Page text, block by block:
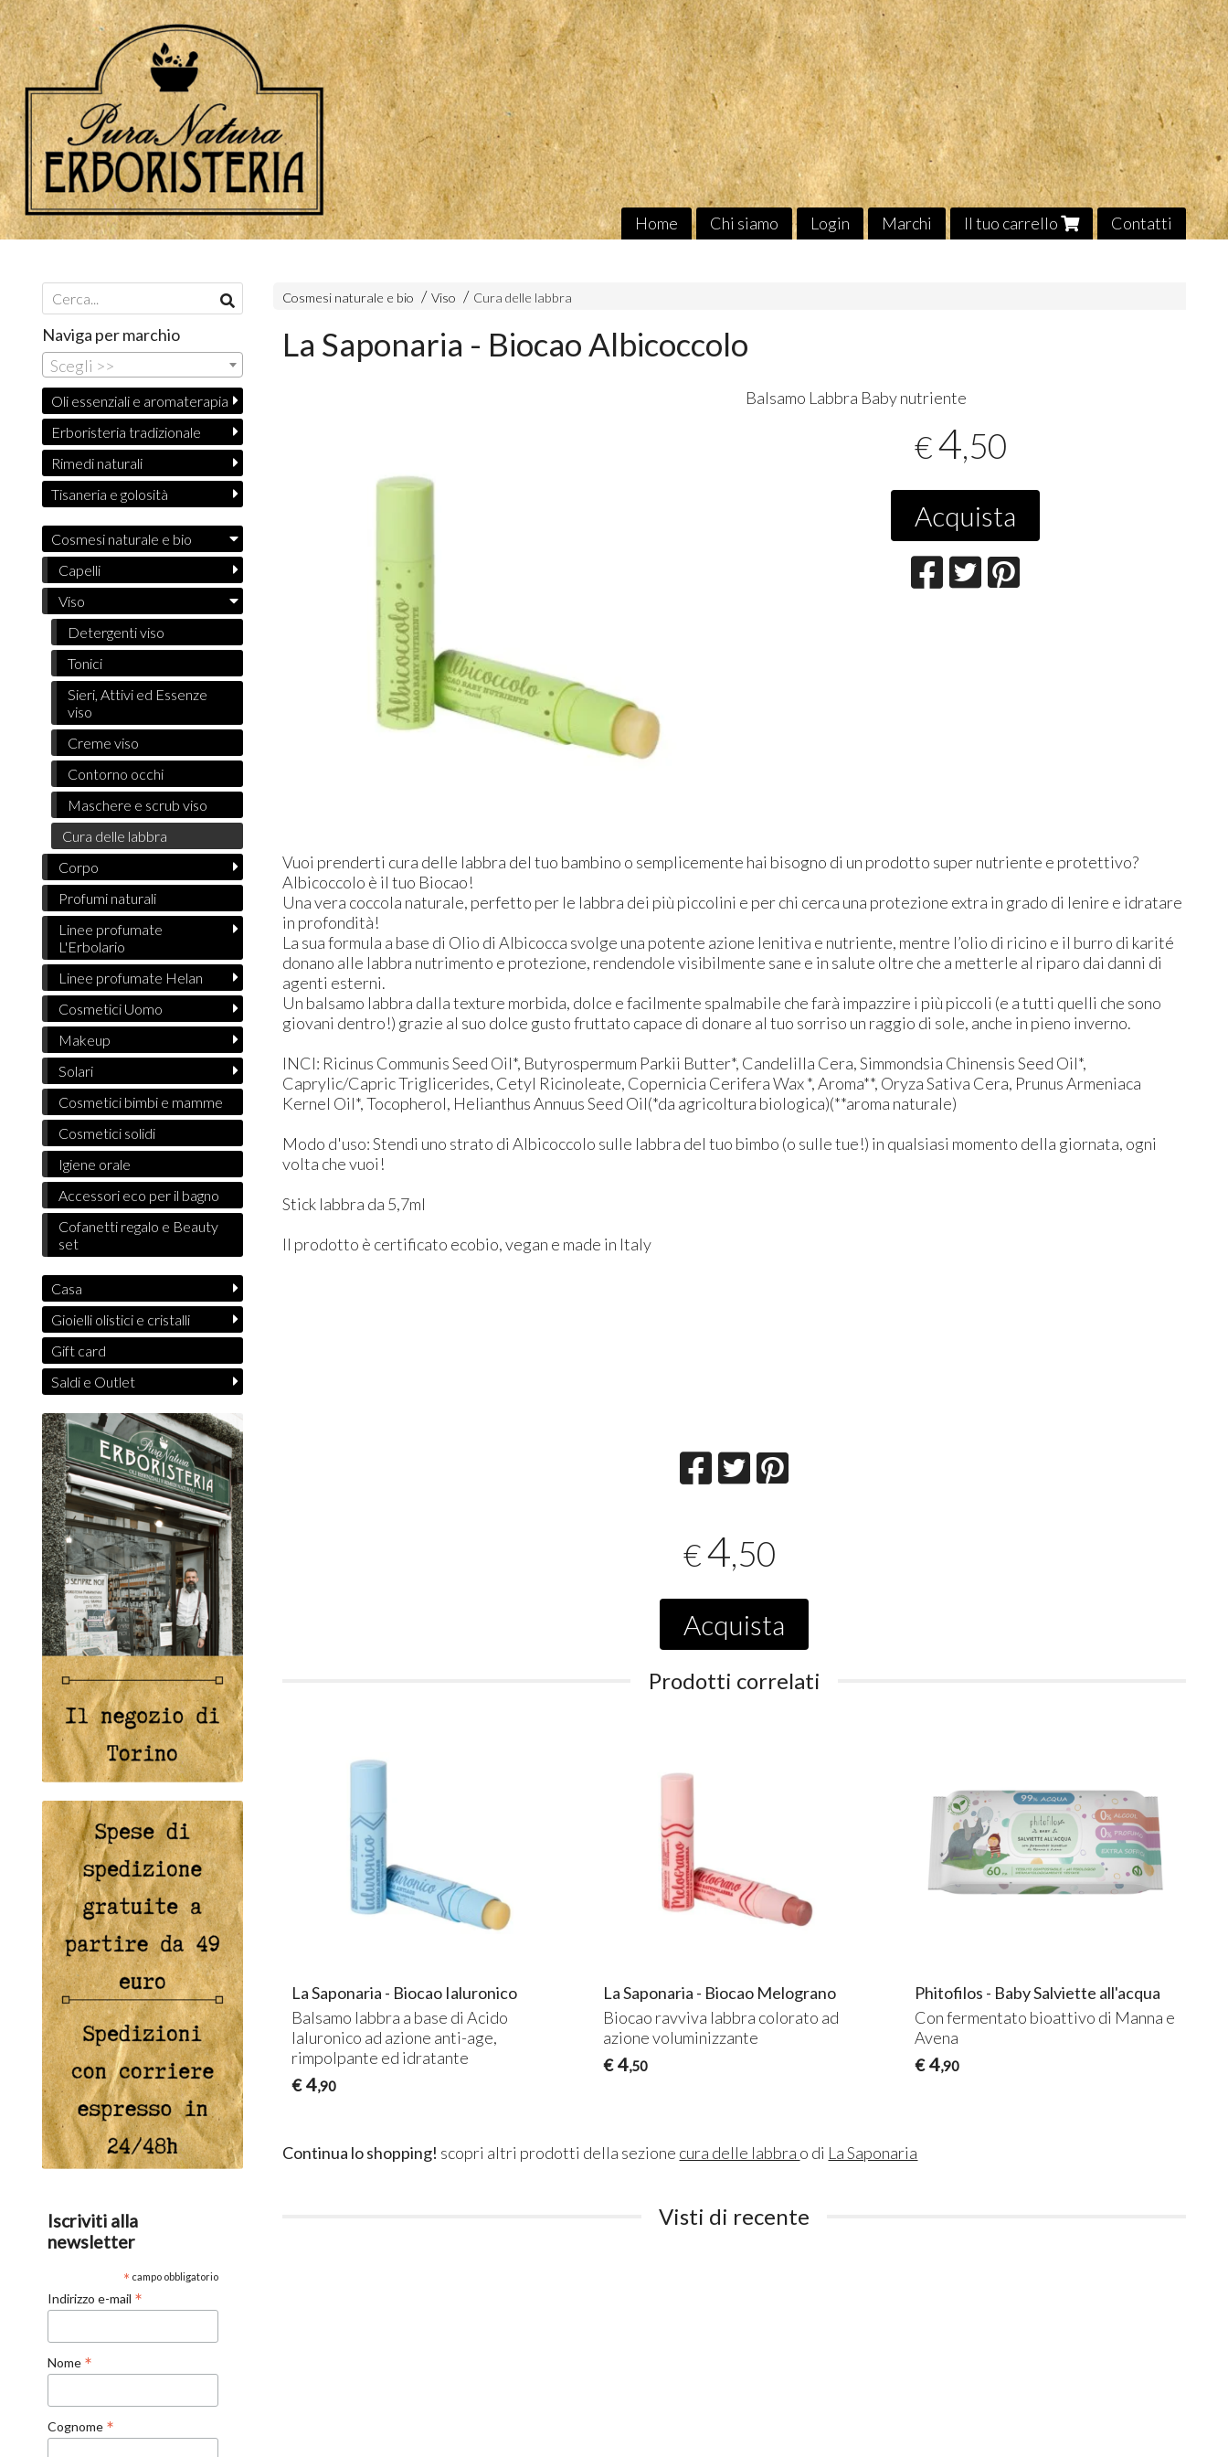
Home Chi siamo Login Marchi Il tuo carrello Contatti
Cosmesi naturale e bio Viso Cura delle labbra
La Saponaria - Biocao Albicoccolo
Balsamo Labbra Baby nutriente
€4,50
Acquista
Vuoi prenderti cura delle labbra del tuo bambino o semplicemente hai bisogno di un prodotto super nutriente e protettivo?
Albicoccolo è il tuo Biocao!
Una vera coccola naturale, perfetto per le labbra dei più piccolini e per chi cerca una protezione extra in grado di lenire e idratare
in profondità!
La sua formula a base di Olio di Albicocca svolge una potente azione lenitiva e nutriente, mentre l’olio di ricino e il burro di karité
donano alle labbra nutrimento e protezione, rendendole visibilmente sane e in salute oltre che a metterle al riparo dai danni di
agenti esterni.
Un balsamo labbra dalla texture morbida, dolce e facilmente spalmabile che farà impazzire i più piccoli (e a tutti quelli che sono
giovani dentro!) grazie al suo dolce gusto fruttato capace di donare al tuo sorriso un raggio di sole, anche in pieno inverno.
INCI: ​Ricinus Communis Seed Oil*, Butyrospermum Parkii Butter*, Candelilla Cera, Simmondsia Chinensis Seed Oil*,
Caprylic/Capric Triglicerides, Cetyl Ricinoleate, Copernicia Cerifera Wax *, Aroma**, Oryza Sativa Cera, Prunus Armeniaca
Kernel Oil*, Tocopherol, Helianthus Annuus Seed Oil(*da agricoltura biologica)(**aroma naturale)
Modo d'uso: ​Stendi uno strato di Albicoccolo sulle labbra del tuo bimbo (o sulle tue!) in qualsiasi momento della giornata, ogni
volta che vuoi!
Stick labbra da 5,7ml
Il prodotto è certificato ecobio, vegan e made in Italy
€4,50
Acquista
Prodotti correlati
La Saponaria - Biocao Ialuronico
Balsamo labbra a base di Acido
Ialuronico ad azione anti-age,
rimpolpante ed idratante
€ 4,90
La Saponaria - Biocao Melograno
Biocao ravviva labbra colorato ad
azione voluminizzante
€ 4,50
Phitofilos - Baby Salviette all'acqua
Con fermentato bioattivo di Manna e
Avena
€ 4,90
Continua lo shopping! scopri altri prodotti della sezione cura delle labbra o di La Saponaria
Visti di recente
Naviga per marchio
Scegli >>
Oli essenziali e aromaterapia
Erboristeria tradizionale
Rimedi naturali
Tisaneria e golosità
Cosmesi naturale e bio
Capelli
Viso
Detergenti viso
Tonici
Sieri, Attivi ed Essenze
viso
Creme viso
Contorno occhi
Maschere e scrub viso
Cura delle labbra
Corpo
Profumi naturali
Linee profumate
L'Erbolario
Linee profumate Helan
Cosmetici Uomo
Makeup
Solari
Cosmetici bimbi e mamme
Cosmetici solidi
Igiene orale
Accessori eco per il bagno
Cofanetti regalo e Beauty
set
Casa
Gioielli olistici e cristalli
Gift card
Saldi e Outlet
Iscriviti alla
newsletter
* campo obbligatorio
Indirizzo e-mail *
Nome *
Cognome *